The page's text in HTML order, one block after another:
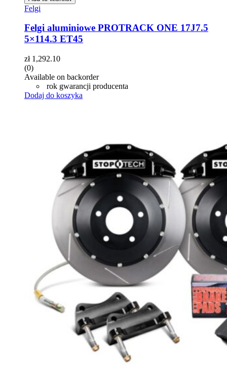
Felgi
Felgi aluminiowe PROTRACK ONE 17J7.5
5×114.3 ET45
zł1,292.10
(0)
Available on backorder
rok gwarancji producenta
Dodaj do koszyka